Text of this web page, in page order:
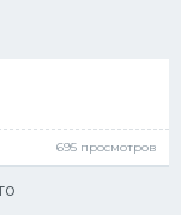
695 просмотров